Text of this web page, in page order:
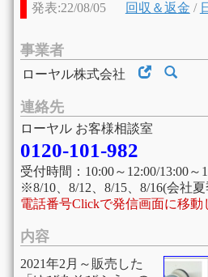
発表:22/08/05 回収＆返金 /
事業者
ローヤル株式会社
連絡先
ローヤル お客様相談室
0120-101-982
受付時間：10:00～12:00/13:00～
※8/10、8/12、8/15、8/16(会社
電話番号Clickで発信画面に移動
内容
2021年2月～販売した